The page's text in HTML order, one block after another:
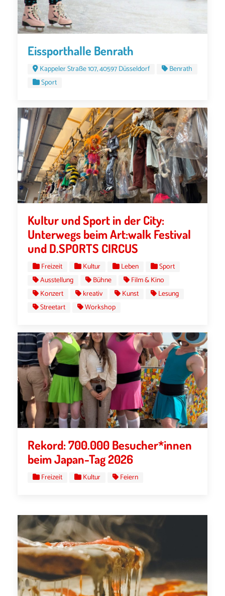
Eissporthalle Benrath
Kappeler Straße 107, 40597 Düsseldorf
Benrath
Sport
Kultur und Sport in der City:
Unterwegs beim Art:walk Festival
und D.SPORTS CIRCUS
Freizeit Kultur Leben
Sport
Ausstellung
Bühne
Film & Kino
Konzert
kreativ Kunst
Lesung
Streetart
Workshop
Rekord: 700.000 Besucher*innen
beim Japan-Tag 2026
Freizeit Kultur Feiern